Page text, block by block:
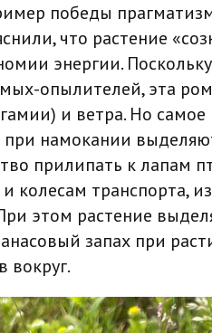
победы
что растение
энергии.
опылителей, эта
и ветра. Но самое
при намокании
прилипать к лапам
колесам транспорта,
этом растение
запах при
вокруг.